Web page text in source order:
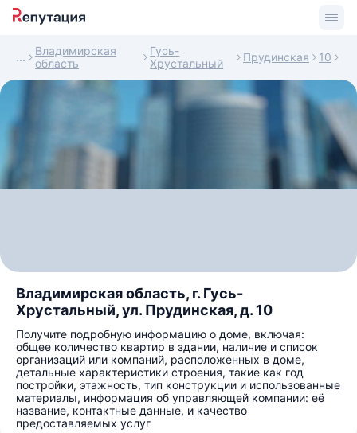
Владимирская
область
Гусь-
Хрустальный
Прудинская 10
Владимирская область, г. Гусь-
Хрустальный, ул. Прудинская, д. 10
Получите подробную информацию о доме, включая:
общее количество квартир в здании, наличие и список
организаций или компаний, расположенных в доме,
детальные характеристики строения, такие как год
постройки, этажность, тип конструкции и использованные
материалы, информация об управляющей компании: её
название, контактные данные, и качество
предоставляемых услуг